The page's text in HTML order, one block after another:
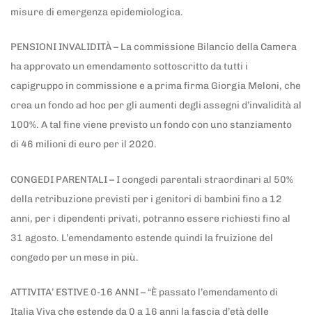
misure di emergenza epidemiologica.
PENSIONI INVALIDITÀ – La commissione Bilancio della Camera
ha approvato un emendamento sottoscritto da tutti i
capigruppo in commissione e a prima firma Giorgia Meloni, che
crea un fondo ad hoc per gli aumenti degli assegni d’invalidità al
100%. A tal fine viene previsto un fondo con uno stanziamento
di 46 milioni di euro per il 2020.
CONGEDI PARENTALI – I congedi parentali straordinari al 50%
della retribuzione previsti per i genitori di bambini fino a 12
anni, per i dipendenti privati, potranno essere richiesti fino al
31 agosto. L’emendamento estende quindi la fruizione del
congedo per un mese in più.
ATTIVITA’ ESTIVE 0-16 ANNI – “È passato l’emendamento di
Italia Viva che estende da 0 a 16 anni la fascia d’età delle